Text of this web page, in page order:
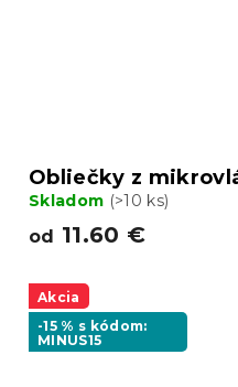
Obliečky z
Skladom (>10 ks)
od 11.60 €
Akcia
-15 % s kódom:
MINUS15